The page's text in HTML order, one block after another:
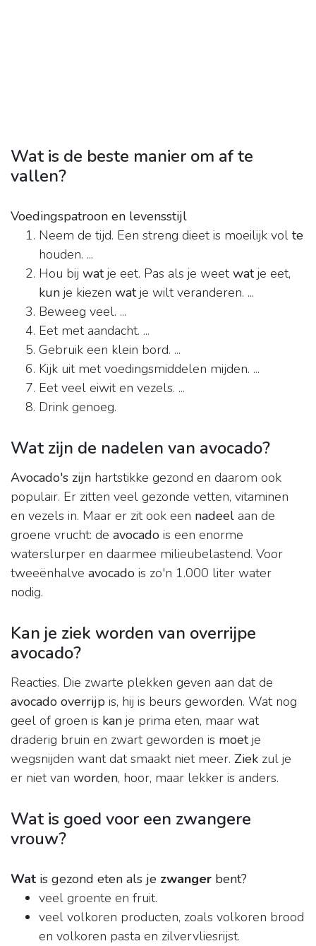
Wat is de beste manier om af te
vallen?
Voedingspatroon en levensstijl
Neem de tijd. Een streng dieet is moeilijk vol te
houden. ...
Hou bij watje eet. Pas als je weetwatje eet,
kun je kiezen watje wilt veranderen. ...
Beweeg veel. ...
Eet met aandacht. ...
Gebruik een klein bord. ...
Kijk uit met voedingsmiddelen mijden. ...
Eet veel eiwit en vezels. ...
Drink genoeg.
Wat zijn de nadelen van avocado?
Avocado's zijn hartstikke gezond en daarom ook
populair. Er zitten veel gezonde vetten, vitaminen
en vezels in. Maar er zit ook een nadeel aan de
groene vrucht: de avocado is een enorme
waterslurper en daarmee milieubelastend. Voor
tweeënhalve avocado is zo'n 1.000 liter water
nodig.
Kan je ziek worden van overrijpe
avocado?
Reacties. Die zwarte plekken geven aan dat de
avocado overrijp is, hij is beurs geworden. Wat nog
geel of groen is kan je prima eten, maar wat
draderig bruin en zwart geworden is moetje
wegsnijden want dat smaakt niet meer. Ziek zul je
er niet van worden, hoor, maar lekker is anders.
Wat is goed voor een zwangere
vrouw?
Wat is gezond eten als je zwanger bent?
veel groente en fruit.
veel volkoren producten, zoals volkoren brood
en volkoren pasta en zilvervliesrijst.